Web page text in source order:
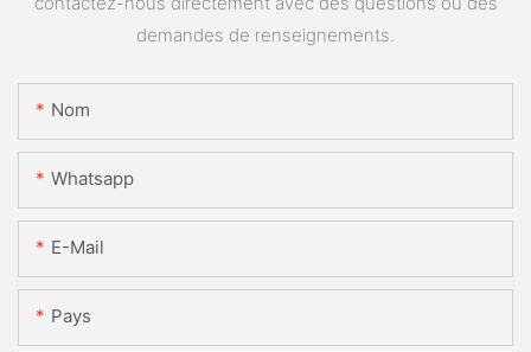
demandes de renseignements.
Nom
Whatsapp
E-Mail
Pays